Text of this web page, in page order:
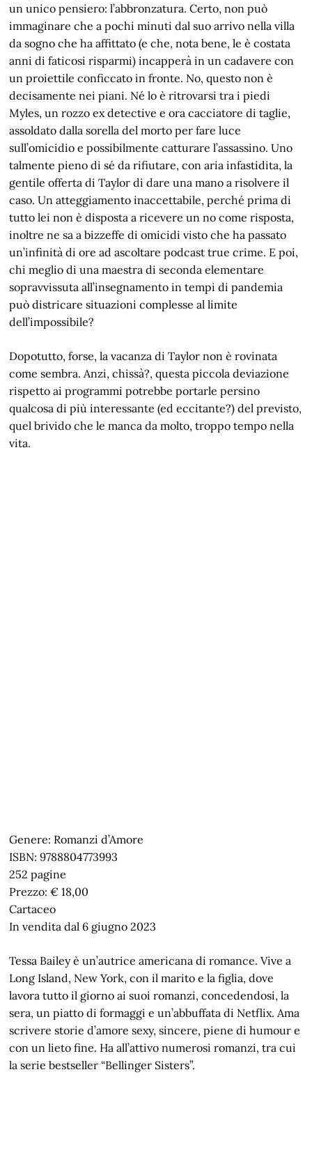
un unico pensiero: l’abbronzatura. Certo, non può
immaginare che a pochi minuti dal suo arrivo nella villa
da sogno che ha affittato (e che, nota bene, le è costata
anni di faticosi risparmi) incapperà in un cadavere con
un proiettile conficcato in fronte. No, questo non è
decisamente nei piani. Né lo è ritrovarsi tra i piedi
Myles, un rozzo ex detective e ora cacciatore di taglie,
assoldato dalla sorella del morto per fare luce
sull’omicidio e possibilmente catturare l’assassino. Uno
talmente pieno di sé da rifiutare, con aria infastidita, la
gentile offerta di Taylor di dare una mano a risolvere il
caso. Un atteggiamento inaccettabile, perché prima di
tutto lei non è disposta a ricevere un no come risposta,
inoltre ne sa a bizzeffe di omicidi visto che ha passato
un’infinità di ore ad ascoltare podcast true crime. E poi,
chi meglio di una maestra di seconda elementare
sopravvissuta all’insegnamento in tempi di pandemia
può districare situazioni complesse al limite
dell’impossibile?
Dopotutto, forse, la vacanza di Taylor non è rovinata
come sembra. Anzi, chissà?, questa piccola deviazione
rispetto ai programmi potrebbe portarle persino
qualcosa di più interessante (ed eccitante?) del previsto,
quel brivido che le manca da molto, troppo tempo nella
vita.
Genere: Romanzi d’Amore
ISBN: 9788804773993
252 pagine
Prezzo: € 18,00
Cartaceo
In vendita dal 6 giugno 2023
Tessa Bailey è un’autrice americana di romance. Vive a
Long Island, New York, con il marito e la figlia, dove
lavora tutto il giorno ai suoi romanzi, concedendosi, la
sera, un piatto di formaggi e un’abbuffata di Netflix. Ama
scrivere storie d’amore sexy, sincere, piene di humour e
con un lieto fine. Ha all’attivo numerosi romanzi, tra cui
la serie bestseller “Bellinger Sisters”.